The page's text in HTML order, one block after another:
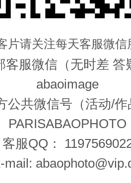
片请关注每天客服微信
客服微信（无时差 答
abaoimage
公共微信号（活动/作
PARISABAOPHOTO
客服QQ：
mail: